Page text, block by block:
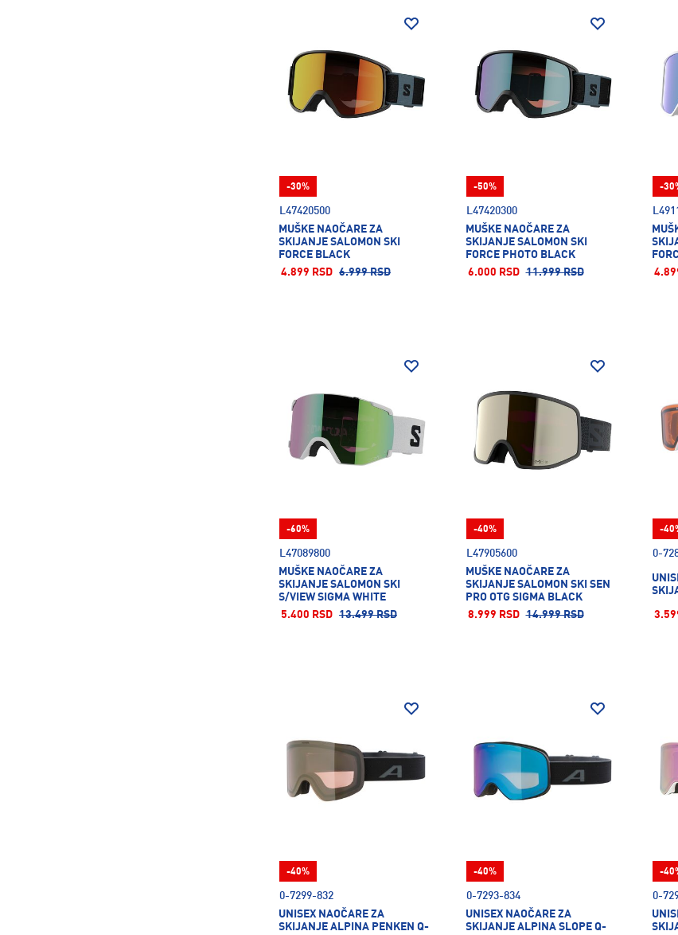
L47420500
MUŠKE NAOČARE ZA
SKIJANJE SALOMON SKI
FORCE BLACK
4.899 RSD 6.999 RSD
-30%
L47420300
MUŠKE NAOČARE ZA
SKIJANJE SALOMON SKI
FORCE PHOTO BLACK
6.000 RSD 11.999 RSD
-50% -
L47089800
MUŠKE NAOČARE ZA
SKIJANJE SALOMON SKI
S/VIEW SIGMA WHITE
5.400 RSD 13.499 RSD
-60%
L47905600
MUŠKE NAOČARE ZA
SKIJANJE SALOMON SKI SEN
PRO OTG SIGMA BLACK
8.999 RSD 14.999 RSD
-40%
0-
-
0-7299-832
UNISEX NAOČARE ZA
SKIJANJE ALPINA PENKEN Q-
-40%
0-7293-834
UNISEX NAOČARE ZA
SKIJANJE ALPINA SLOPE Q-
-40%
0-
-